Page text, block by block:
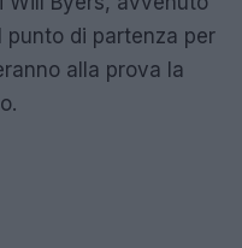
punto di partenza per
alla prova la